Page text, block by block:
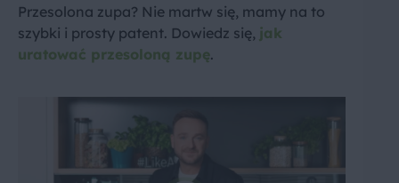
Przesolona zupa? Nie martw się, mamy na to
szybki i prosty patent. Dowiedz się, jak
uratować przesoloną zupę.